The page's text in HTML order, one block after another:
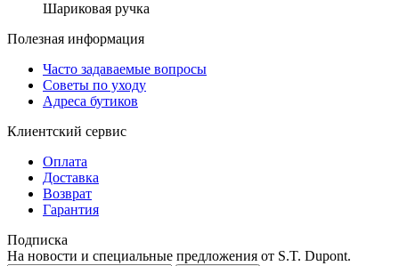
Шариковая ручка
Полезная информация
Часто задаваемые вопросы
Советы по уходу
Адреса бутиков
Клиентский сервис
Оплата
Доставка
Возврат
Гарантия
Подписка
На новости и специальные предложения от S.T. Dupont.